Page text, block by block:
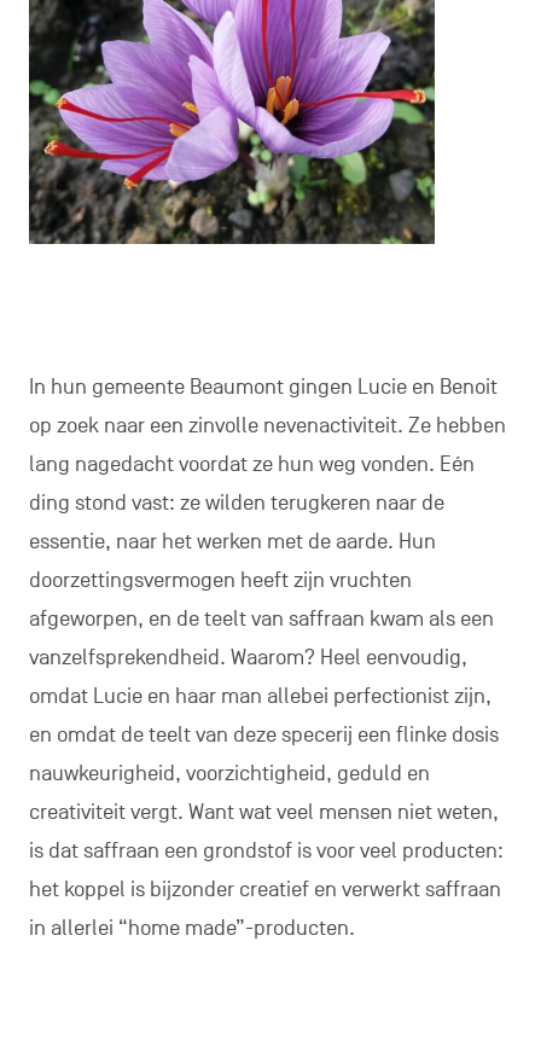
In hun gemeente Beaumont gingen Lucie en Benoit
op zoek naar een zinvolle nevenactiviteit. Ze hebben
lang nagedacht voordat ze hun weg vonden. Eén
ding stond vast: ze wilden terugkeren naar de
essentie, naar het werken met de aarde. Hun
doorzettingsvermogen heeft zijn vruchten
afgeworpen, en de teelt van saffraan kwam als een
vanzelfsprekendheid. Waarom? Heel eenvoudig,
omdat Lucie en haar man allebei perfectionist zijn,
en omdat de teelt van deze specerij een flinke dosis
nauwkeurigheid, voorzichtigheid, geduld en
creativiteit vergt. Want wat veel mensen niet weten,
is dat saffraan een grondstof is voor veel producten:
het koppel is bijzonder creatief en verwerkt saffraan
in allerlei “home made”-producten.